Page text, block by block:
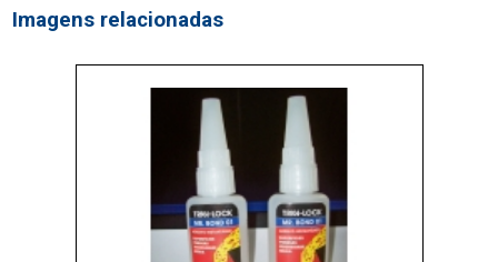
Imagens relacionadas